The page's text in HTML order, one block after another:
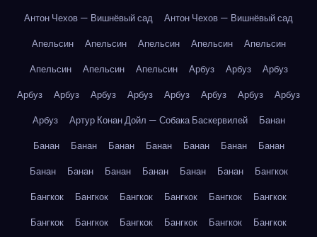
Антон Чехов — Вишнёвый сад
Антон Чехов — Вишнёвый сад
Апельсин
Апельсин Апельсин Апельсин
Апельсин
Апельсин
Апельсин Апельсин Арбуз Арбуз
Арбуз
Арбуз
Арбуз Арбуз Арбуз Арбуз Арбуз Арбуз
Арбуз
Арбуз
Артур Конан Дойл — Собака Баскервилей
Банан
Банан
Банан Банан Банан Банан Банан
Банан
Банан
Банан Банан Банан Банан Банан
Бангкок
Бангкок
Бангкок Бангкок Бангкок Бангкок
Бангкок
Бангкок
Бангкок Бангкок Бангкок Бангкок Бангкок